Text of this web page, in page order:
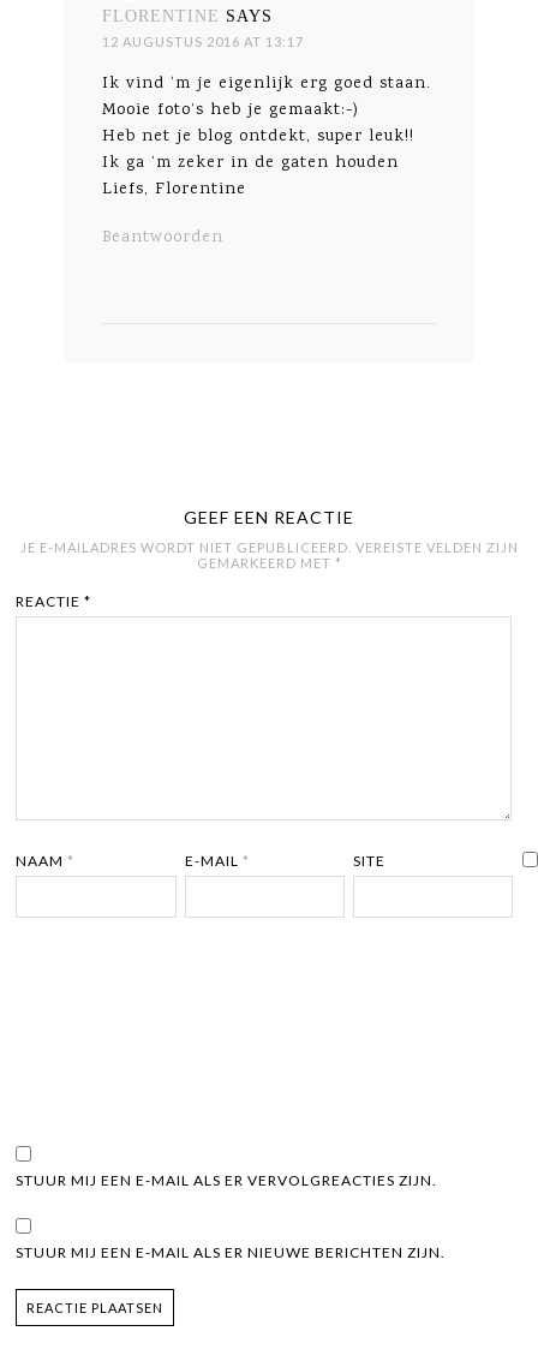
FLORENTINE SAYS
12 AUGUSTUS 2016 AT 13:17
Ik vind ‘m je eigenlijk erg goed staan.
Mooie foto’s heb je gemaakt:-)
Heb net je blog ontdekt, super leuk!!
Ik ga ‘m zeker in de gaten houden
Liefs, Florentine
Beantwoorden
GEEF EEN REACTIE
JE E-MAILADRES WORDT NIET GEPUBLICEERD. VEREISTE VELDEN ZIJN
GEMARKEERD MET *
REACTIE*
NAAM * E-MAIL * SITE
STUUR MIJ EEN E-MAIL ALS ER VERVOLGREACTIES ZIJN.
STUUR MIJ EEN E-MAIL ALS ER NIEUWE BERICHTEN ZIJN.